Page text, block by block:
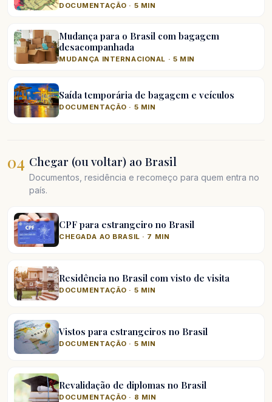
DOCUMENTAÇÃO · 5 MIN
Mudança para o Brasil com bagagem
desacompanhada
MUDANÇA INTERNACIONAL · 5 MIN
Saída temporária de bagagem e veículos
DOCUMENTAÇÃO · 5 MIN
04 Chegar (ou voltar) ao Brasil
Documentos, residência e recomeço para quem entra no
país.
CPF para estrangeiro no Brasil
CHEGADA AO BRASIL · 7 MIN
Residência no Brasil com visto de visita
DOCUMENTAÇÃO · 5 MIN
Vistos para estrangeiros no Brasil
DOCUMENTAÇÃO · 5 MIN
Revalidação de diplomas no Brasil
DOCUMENTAÇÃO · 8 MIN